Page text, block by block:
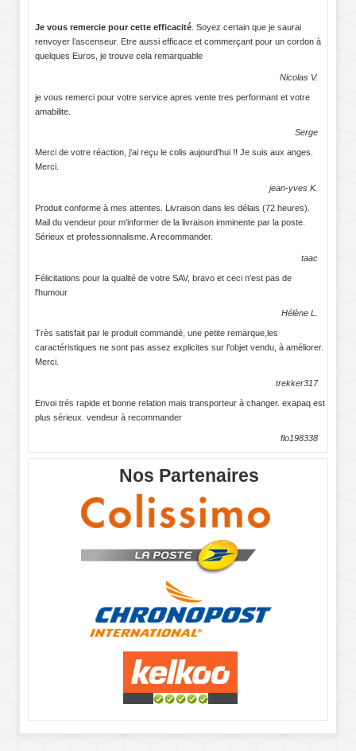
Je vous remercie pour cette efficacité . Soyez certain que je saurai
renvoyer l’ascenseur. Etre aussi efficace et commerçant pour un cordon à
quelques Euros, je trouve cela remarquable
Nicolas V.
je vous remerci pour votre service apres vente tres performant et votre
amabilite.
Serge
Merci de votre réaction, j'ai reçu le colis aujourd'hui !! Je suis aux anges.
Merci.
jean-yves K.
Produit conforme à mes attentes. Livraison dans les délais (72 heures).
Mail du vendeur pour m'informer de la livraison imminente par la poste.
Sérieux et professionnalisme. A recommander.
taac
Félicitations pour la qualité de votre SAV, bravo et ceci n'est pas de
l'humour
Hélène L.
Très satisfait par le produit commandé, une petite remarque,les
caractéristiques ne sont pas assez explicites sur l'objet vendu, à améliorer.
Merci.
trekker317
Envoi trés rapide et bonne relation mais transporteur à changer. exapaq est
plus sérieux. vendeur à recommander
flo198338
Nos Partenaires